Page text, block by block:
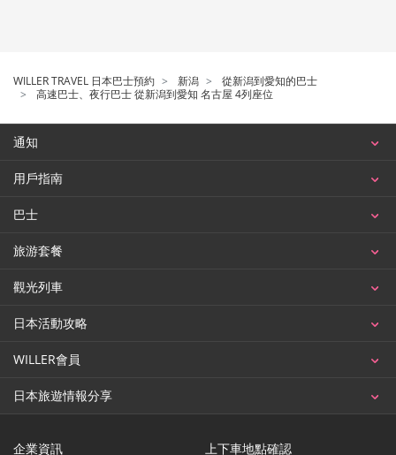
WILLER TRAVEL 日本巴士預約 新潟
從新潟到愛知的巴士
高速巴士、夜行巴士 從新潟到愛知 名古屋 4列座位
通知
用戶指南
巴士
旅游套餐
觀光列車
日本活動攻略
WILLER會員
日本旅遊情報分享
企業資訊 上下車地點確認